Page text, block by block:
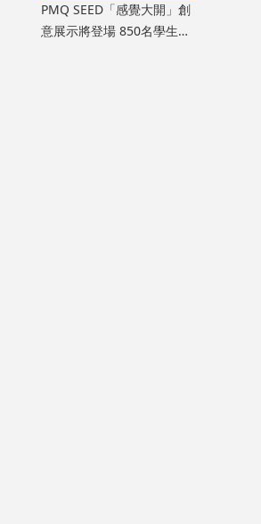
PMQ SEED「感覺大開」創
意展示將登場 850名學生以